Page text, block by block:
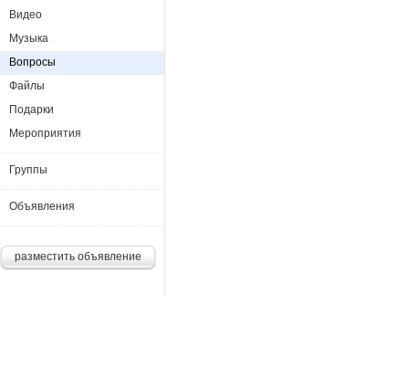
Видео
Музыка
Вопросы
Файлы
Подарки
Мероприятия
Группы
Объявления
разместить объявление